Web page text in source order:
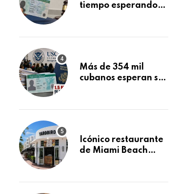
tiempo esperando
tras Writ of
Más de 354 mil
cubanos esperan su
acumula 1.5 millones
Icónico restaurante
de Miami Beach
después de 15 años